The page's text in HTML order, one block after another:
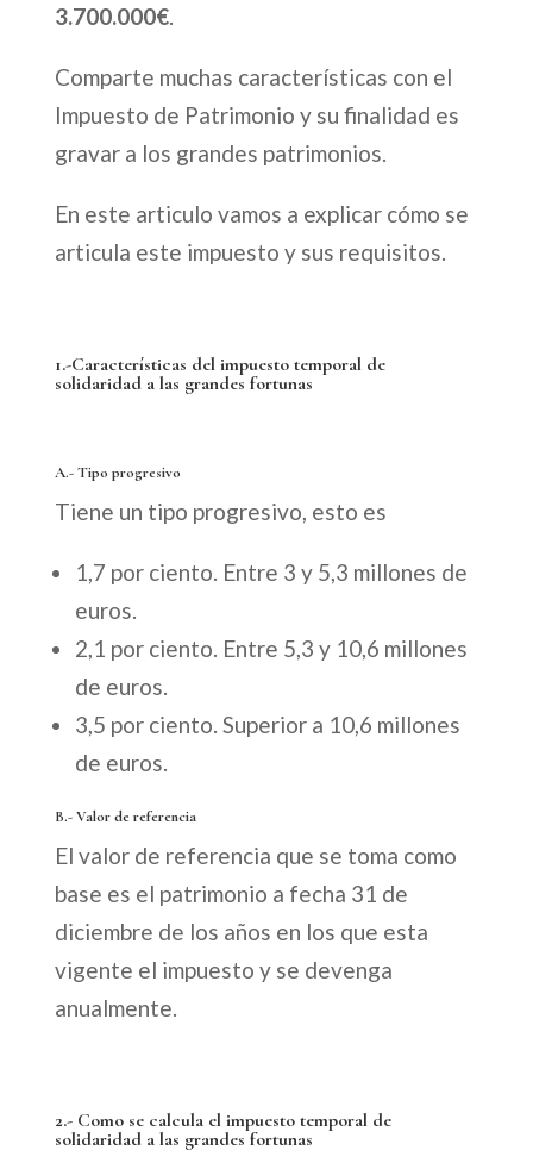
3.700.000€.
Comparte muchas características con el
Impuesto de Patrimonio y su finalidad es
gravar a los grandes patrimonios.
En este articulo vamos a explicar cómo se
articula este impuesto y sus requisitos.
1.-Características del impuesto temporal de
solidaridad a las grandes fortunas
A.- Tipo progresivo
Tiene un tipo progresivo, esto es
1,7 por ciento. Entre 3 y 5,3 millones de
euros.
2,1 por ciento. Entre 5,3 y 10,6 millones
de euros.
3,5 por ciento. Superior a 10,6 millones
de euros.
B.- Valor de referencia
El valor de referencia que se toma como
base es el patrimonio a fecha 31 de
diciembre de los años en los que esta
vigente el impuesto y se devenga
anualmente.
2.- Como se calcula el impuesto temporal de
solidaridad a las grandes fortunas